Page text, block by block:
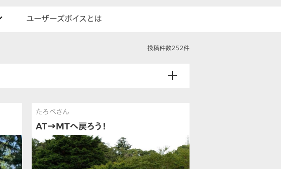
ユーザーズボイスとは
投稿件数252件
たろべさん
AT→MTへ戻ろう！